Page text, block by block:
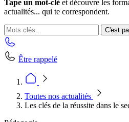
Tape un mot-clé et découvre les
actualités... qui te correspondent.
C'est
Être rappelé
Toutes nos actualités
Les clés de la réussite dans le